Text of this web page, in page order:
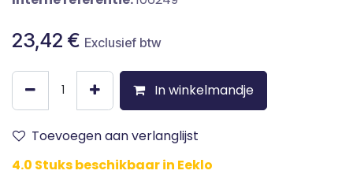
23,42 € Exclusief btw
In winkelmandje
Toevoegen aan verlanglijst
4.0 Stuks beschikbaar in Eeklo